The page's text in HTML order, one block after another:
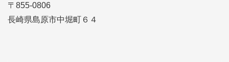
〒855-0806
長崎県島原市中堀町６４